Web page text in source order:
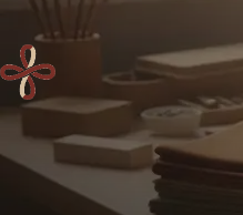
contenido